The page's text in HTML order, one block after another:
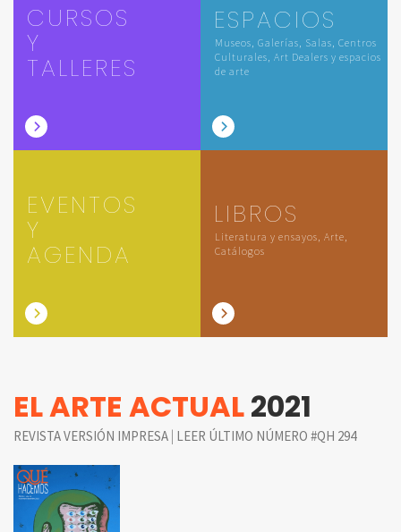
CURSOS
Y
TALLERES
ESPACIOS
Museos, Galerías, Salas, Centros
Culturales, Art Dealers y espacios
de arte
EVENTOS
Y
AGENDA
LIBROS
Literatura y ensayos, Arte,
Catálogos
EL ARTE ACTUAL2021
REVISTA VERSIÓN IMPRESA | LEER ÚLTIMO NÚMERO #QH 294